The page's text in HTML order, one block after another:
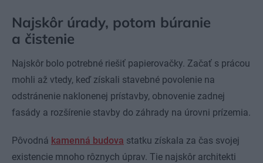
Najskôr úrady, potom búranie
a čistenie
Najskôr bolo potrebné riešiť papierovačky. Začať s prácou
mohli až vtedy, keď získali stavebné povolenie na
odstránenie naklonenej prístavby, obnovenie zadnej
fasády a rozšírenie stavby do záhrady na úrovni prízemia.
Pôvodná kamenná budova statku získala za čas svojej
existencie mnoho rôznych úprav. Tie najskôr architekti